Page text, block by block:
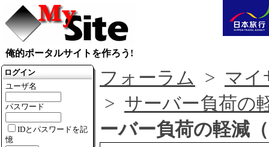
俺的ポータルサイトを作ろう!
ログイン
ユーザ名
パスワード
IDとパスワードを記
憶
フォーラム > マイ
> サーバー負荷の
ーバー負荷の軽減